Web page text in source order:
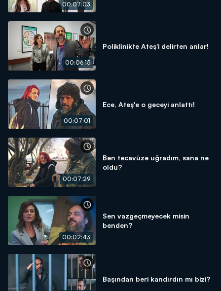
00:07:03
00:06:15
Poliklinikte Ateş'i delirten anlar!
00:07:01
Ece, Ateş'e o geceyi anlattı!
00:07:29
Ben tecavüze uğradım, sana ne
oldu?
00:02:43
Sen vazgeçmeyecek misin
benden?
Başından beri kandırdın mı bizi?